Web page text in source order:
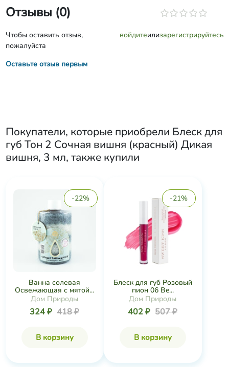
Отзывы (0)
Чтобы оставить отзыв,
пожалуйста
войдитеилизарегистрируйтесь
Оставьте отзыв первым
Покупатели, которые приобрели Блеск для
губ Тон 2 Сочная вишня (красный) Дикая
вишня, 3 мл, также купили
-22%
Ванна солевая
Освежающая с мятой...
Дом Природы
324 ₽ 418 ₽
В корзину
-21%
Блеск для губ Розовый
пион 06 Be...
Дом Природы
402 ₽ 507 ₽
В корзину